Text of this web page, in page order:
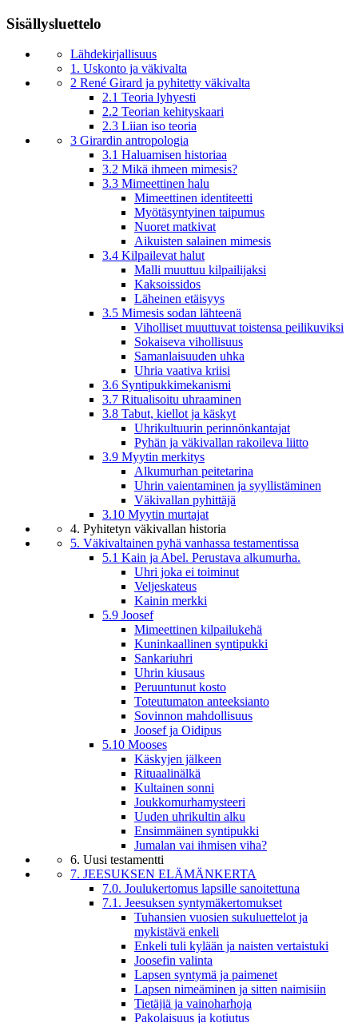
Sisällysluettelo
Lähdekirjallisuus
1. Uskonto ja väkivalta
2 René Girard ja pyhitetty väkivalta
2.1 Teoria lyhyesti
2.2 Teorian kehityskaari
2.3 Liian iso teoria
3 Girardin antropologia
3.1 Haluamisen historiaa
3.2 Mikä ihmeen mimesis?
3.3 Mimeettinen halu
Mimeettinen identiteetti
Myötäsyntyinen taipumus
Nuoret matkivat
Aikuisten salainen mimesis
3.4 Kilpailevat halut
Malli muuttuu kilpailijaksi
Kaksoissidos
Läheinen etäisyys
3.5 Mimesis sodan lähteenä
Viholliset muuttuvat toistensa peilikuviksi
Sokaiseva vihollisuus
Samanlaisuuden uhka
Uhria vaativa kriisi
3.6 Syntipukkimekanismi
3.7 Ritualisoitu uhraaminen
3.8 Tabut, kiellot ja käskyt
Uhrikultuurin perinnönkantajat
Pyhän ja väkivallan rakoileva liitto
3.9 Myytin merkitys
Alkumurhan peitetarina
Uhrin vaientaminen ja syyllistäminen
Väkivallan pyhittäjä
3.10 Myytin murtajat
4. Pyhitetyn väkivallan historia
5. Väkivaltainen pyhä vanhassa testamentissa
5.1 Kain ja Abel. Perustava alkumurha.
Uhri joka ei toiminut
Veljeskateus
Kainin merkki
5.9 Joosef
Mimeettinen kilpailukehä
Kuninkaallinen syntipukki
Sankariuhri
Uhrin kiusaus
Peruuntunut kosto
Toteutumaton anteeksianto
Sovinnon mahdollisuus
Joosef ja Oidipus
5.10 Mooses
Käskyjen jälkeen
Rituaalinälkä
Kultainen sonni
Joukkomurhamysteeri
Uuden uhrikultin alku
Ensimmäinen syntipukki
Jumalan vai ihmisen viha?
6. Uusi testamentti
7. JEESUKSEN ELÄMÄNKERTA
7.0. Joulukertomus lapsille sanoitettuna
7.1. Jeesuksen syntymäkertomukset
Tuhansien vuosien sukuluettelot ja
mykistävä enkeli
Enkeli tuli kylään ja naisten vertaistuki
Joosefin valinta
Lapsen syntymä ja paimenet
Lapsen nimeäminen ja sitten naimisiin
Tietäjiä ja vainoharhoja
Pakolaisuus ja kotiutus